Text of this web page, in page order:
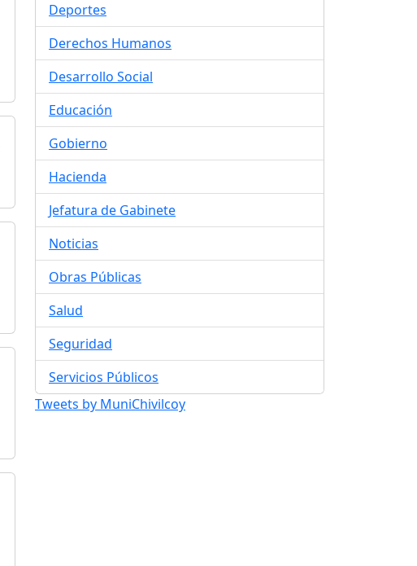
Deportes
Derechos Humanos
Desarrollo Social
Educación
Gobierno
Hacienda
Jefatura de Gabinete
Noticias
Obras Públicas
Salud
Seguridad
Servicios Públicos
Tweets by MuniChivilcoy